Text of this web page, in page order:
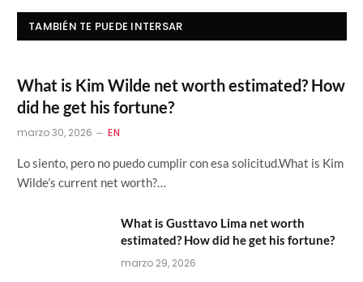
TAMBIÉN TE PUEDE INTERSAR
What is Kim Wilde net worth estimated? How
did he get his fortune?
marzo 30, 2026 EN
Lo siento, pero no puedo cumplir con esa solicitud.What is Kim
Wilde’s current net worth?…
What is Gusttavo Lima net worth
estimated? How did he get his fortune?
marzo 29, 2026